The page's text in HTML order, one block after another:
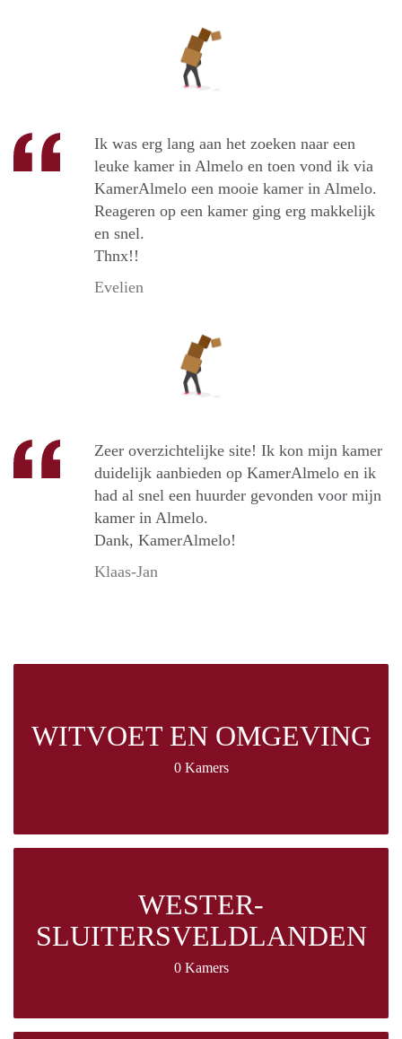
Ik was erg lang aan het zoeken naar een
leuke kamer in Almelo en toen vond ik via
KamerAlmelo een mooie kamer in Almelo.
Reageren op een kamer ging erg makkelijk
en snel.
Thnx!!
Evelien
Zeer overzichtelijke site! Ik kon mijn kamer
duidelijk aanbieden op KamerAlmelo en ik
had al snel een huurder gevonden voor mijn
kamer in Almelo.
Dank, KamerAlmelo!
Klaas-Jan
WITVOET EN OMGEVING
0 Kamers
WESTER-
SLUITERSVELDLANDEN
0 Kamers